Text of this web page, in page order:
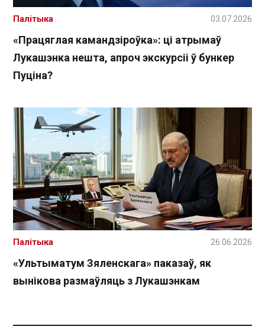
«Працяглая камандзіроўка»: ці атрымаў
Лукашэнка нешта, апроч экскурсіі ў бункер
Пуціна?
Палітыка 03.07.2026
«Ультыматум Зяленскага» паказаў, як
вынікова размаўляць з Лукашэнкам
Палітыка 26.06.2026